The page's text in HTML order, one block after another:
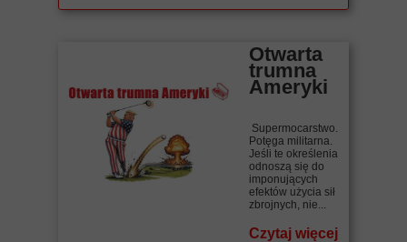
Otwarta
trumna
Ameryki
Supermocarstwo.
Potęga militarna.
Jeśli te określenia
odnoszą się do
imponujących
efektów użycia sił
zbrojnych, nie...
Czytaj więcej